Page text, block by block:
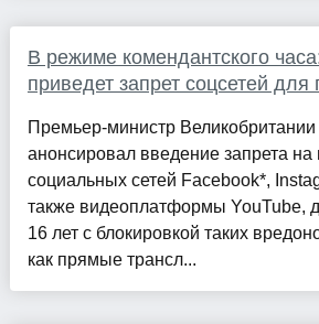
В режиме комендантского
приведет запрет соцсетей для
Премьер-министр
анонсировал введение запрета на
социальных сетей Facebook*,
также видеоплатформы YouTube,
16 лет с блокировкой таких
как прямые трансл...